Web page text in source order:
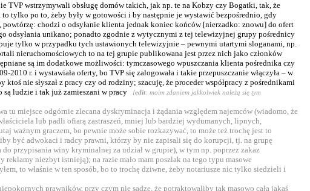
TVP wstrzymywali obsługę domów takich, jak np. te na Kobzy czy Bogatki, tak, że
tylko po to, żeby były w gotowości i by następnie je wystawić bezpośrednio, gdy
chodzi o odsyłanie klienta jednak koniec końców [nierzadko: znowu] do ofert
odsyłania unikano; ponadto zgodnie z wytycznymi z tej telewizyjnej grupy pośrednicy
tylko w przypadku tych ustawionych telewizyjnie – pewnymi utartymi sloganami, np.
nieruchomościowych to na tej grupie publikowana jest przez nich jako członków
są im dodatkowe możliwości: tymczasowego wpuszczania klienta pośrednika czy
r. i wystawiała oferty, bo TVP się zalogowała i takie przepuszczanie włączyła – w
nie słyszał z pracy czy od rodziny; szacuję, że proceder współpracy z pośrednikami
są ludzie i tak już zamieszani w pracy
[edit: moim zdaniem jakkolwiek należą się tym
miejsce odgórnie zlecana dyskryminacja i żądania względem najemców (wiadomo, że
lub padli ofiarą zastraszeń, mniej lub bardziej wydumanych, lipnych,
ważnym graczem, bo pewnie może sobie rozkazywać, to może też trochę jest to
być adwokaci i radcy prawni, którzy by nie zapisali się do korupcji, tj. na grupę
przypisania winy kryminalnej za udział w grupie), w tym np. poprzez zakaz
niezbyt istnieją); na razie mało mam poszlak na tego typu masowe
to właśnie w ten sposób, bo to trochę dziwne, żeby notariusze nic tylko siedzieli i
prawników, przy czym nie sądzę, że potraktowaliby tak masowo całą jakąś